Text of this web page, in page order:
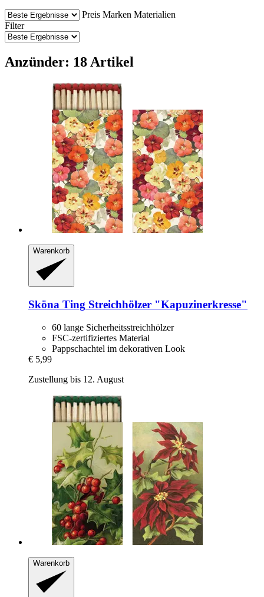
Preis Marken Materialien
Filter
Anzünder: 18 Artikel
Warenkorb
Sköna Ting Streichhölzer "Kapuzinerkresse"
60 lange Sicherheitsstreichhölzer
FSC-zertifiziertes Material
Pappschachtel im dekorativen Look
€ 5,99
Zustellung bis 12. August
Warenkorb